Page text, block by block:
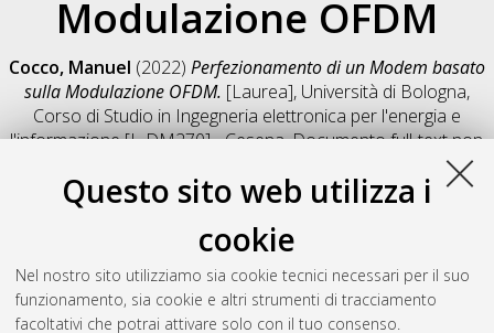
Questo sito web utilizza i
cookie
Nel nostro sito utilizziamo sia cookie tecnici necessari per il suo
funzionamento, sia cookie e altri strumenti di tracciamento
facoltativi che potrai attivare solo con il tuo consenso.
Modulazione OFDM
Cocco, Manuel (2022) Perfezionamento di un Modem basato
sulla Modulazione OFDM. [Laurea], Università di Bologna,
Corso di Studio in Ingegneria elettronica per l'energia e
l'informazione [L-DM270] - Cesena, Documento full-text non
Salva citazione
Condividi
Il full-text non è disponibile per scelta dell'autore. (
Abstract